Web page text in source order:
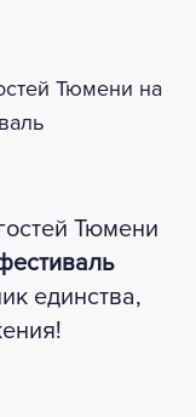
Тюмени
единства,